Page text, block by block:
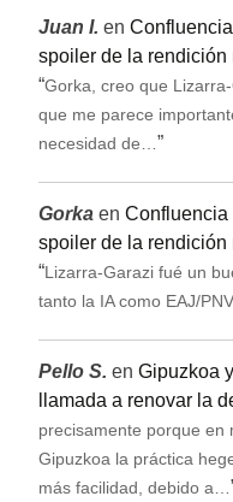
Juan I. en
spoiler de la
“Gorka, creo que
que me parece
necesidad de…”
Gorka en Confluencia
spoiler de la
“ Lizarra-Garazi fué un
tanto la IA como EAJ/
Pello S. en Gipuzkoa
llamada a renovar la
precisamente porque en
Gipuzkoa la práctica
más facilidad, debido a…